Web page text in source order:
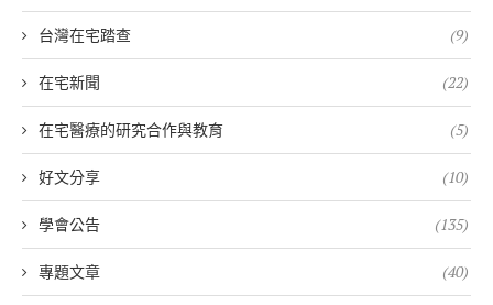
台灣在宅踏查 (9)
在宅新聞 (22)
在宅醫療的研究合作與教育 (5)
好文分享 (10)
學會公告 (135)
專題文章 (40)